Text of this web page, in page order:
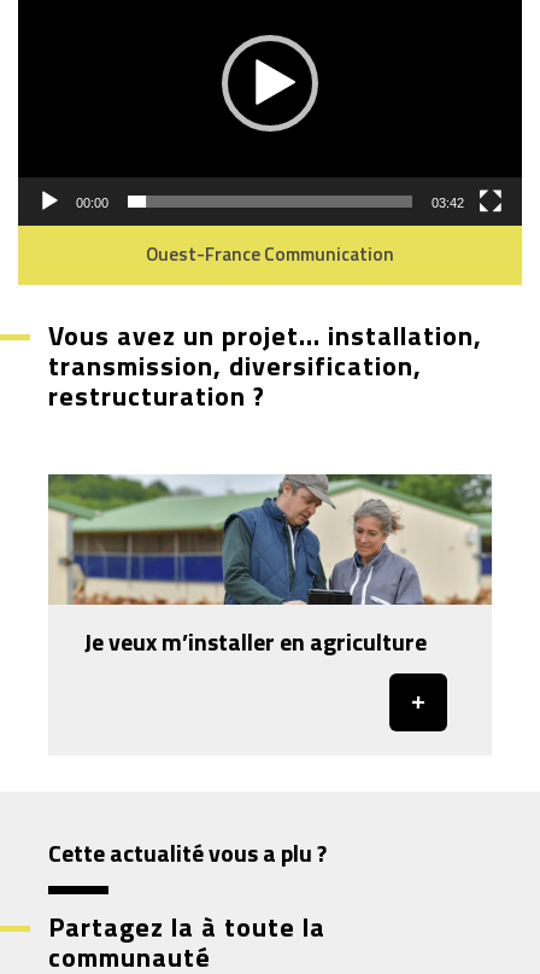
00:00 03:42
Ouest-France Communication
Vous avez un projet… installation,
transmission, diversification,
restructuration ?
Je veux m’installer en agriculture
Cette actualité vous a plu ?
Partagez la à toute la
communauté